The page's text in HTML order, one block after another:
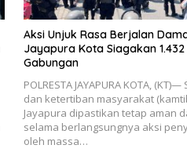
Aksi Unjuk Rasa Berjalan
Jayapura Kota Siagakan 1.432
Gabungan
POLRESTA JAYAPURA KOTA,
dan ketertiban masyarakat
Jayapura dipastikan tetap aman
selama berlangsungnya aksi
oleh massa…